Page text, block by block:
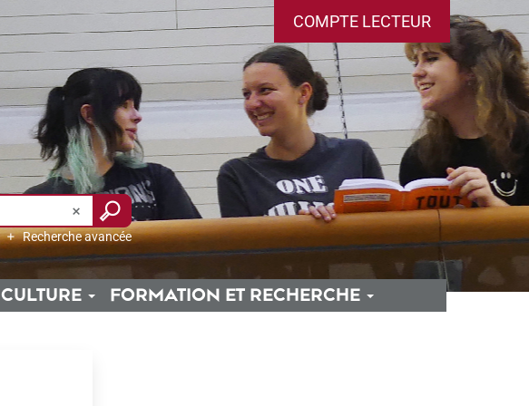
COMPTE LECTEUR
Recherche avancée
CULTURE FORMATION ET RECHERCHE